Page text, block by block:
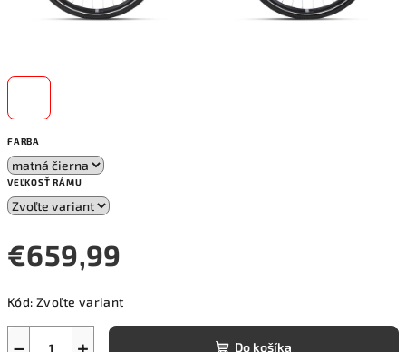
FARBA
VEĽKOSŤ RÁMU
€659,99
cena:
Kód: Zvoľte variant
Do košíka